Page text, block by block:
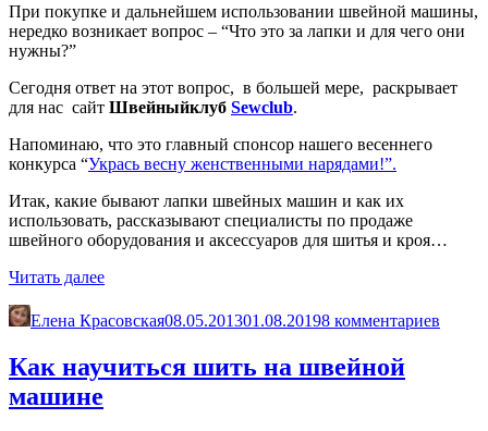
При покупке и дальнейшем использовании швейной машины,
нередко возникает вопрос – “Что это за лапки и для чего они
нужны?”
Сегодня ответ на этот вопрос, в большей мере, раскрывает
для нас сайт Швейныйклуб Sewclub.
Напоминаю, что это главный спонсор нашего весеннего
конкурса “Укрась весну женственными нарядами!”.
Итак, какие бывают лапки швейных машин и как их
использовать, рассказывают специалисты по продаже
швейного оборудования и аксессуаров для шитья и кроя…
Читать далее«Лапки
швейных
машин.
они?»
Елена Красовская08.05.201301.08.20198 комментариев
Как научиться шить на швейной
машине